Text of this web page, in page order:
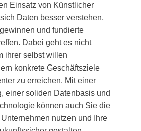
Einsatz von Künstlicher
Daten besser verstehen,
und fundierte
Dabei geht es nicht
ihrer selbst willen
konkrete Geschäftsziele
zu erreichen. Mit einer
einer soliden Datenbasis und
können auch Sie die
nutzen und Ihre